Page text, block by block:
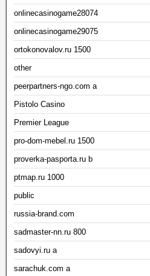
onlinecasinogame28074
onlinecasinogame29075
ortokonovalov.ru 1500
other
peerpartners-ngo.com a
Pistolo Casino
Premier League
pro-dom-mebel.ru 1500
proverka-pasporta.ru b
ptmap.ru 1000
public
russia-brand.com
sadmaster-nn.ru 800
sadovyi.ru a
sarachuk.com a